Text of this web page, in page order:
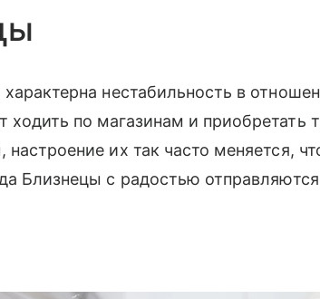
характерна нестабильность в
ходить по магазинам и
настроение их так часто меняется,
Близнецы с радостью